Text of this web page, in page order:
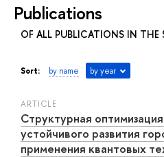
Publications
OF ALL PUBLICATIONS IN
Sort: by name by year
ARTICLE
Структурная
устойчивого развития
применения квантовых